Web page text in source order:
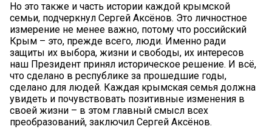
Но это также и часть истории каждой крымской
семьи, подчеркнул Сергей Аксёнов. Это личностное
измерение не менее важно, потому что российский
Крым – это, прежде всего, люди. Именно ради
защиты их выбора, жизни и свободы, их интересов
наш Президент принял историческое решение. И всё,
что сделано в республике за прошедшие годы,
сделано для людей. Каждая крымская семья должна
увидеть и почувствовать позитивные изменения в
своей жизни – в этом главный смысл всех
преобразований, заключил Сергей Аксёнов.